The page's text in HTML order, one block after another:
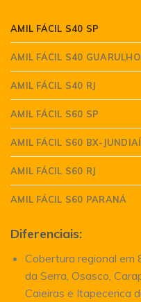
AMIL FÁCIL S40 SP
AMIL FÁCIL S40
AMIL FÁCIL S40 RJ
AMIL FÁCIL S60 SP
AMIL FÁCIL S60 BX-JUNDIAÍ
AMIL FÁCIL S60 RJ
AMIL FÁCIL S60 PARANÁ
Diferenciais:
Cobertura regional em
da Serra, Osasco,
Caieiras e Itapecerica